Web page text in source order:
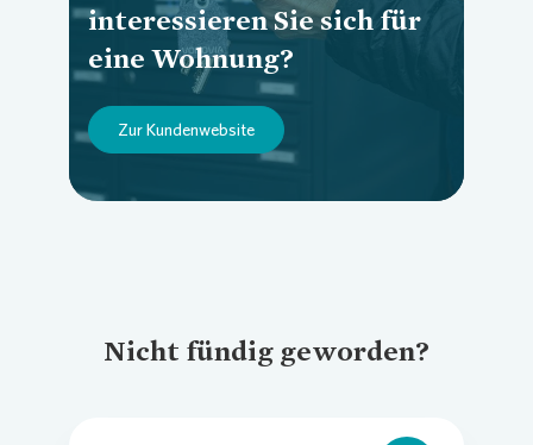
interessieren Sie sich für
eine Wohnung?
Zur Kundenwebsite
Loading...
Nicht fündig geworden?